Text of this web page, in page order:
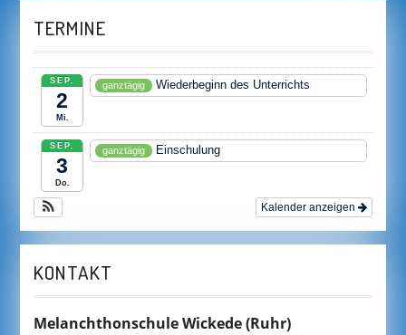
TERMINE
SEP.
2
Mi.
ganztägig Wiederbeginn des Unterrichts
SEP.
3
Do.
ganztägig Einschulung
Kalender anzeigen
KONTAKT
Melanchthonschule Wickede(Ruhr)